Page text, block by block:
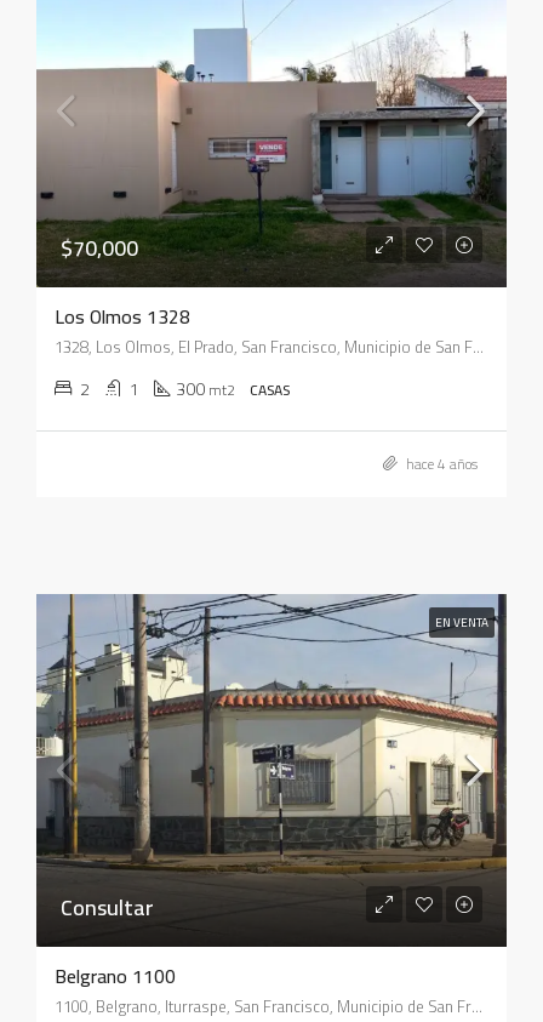
$70,000
Los Olmos 1328
1328, Los Olmos, El Prado, San Francisco, Municipio de San Francisco, Pedanía Juárez Celman, Departamento San Justo, Córdoba, X2400, Argentina
2 1 300mt2 CASAS
hace 4 años
EN VENTA
Consultar
Belgrano 1100
1100, Belgrano, Iturraspe, San Francisco, Municipio de San Francisco, Pedanía Juárez Celman, Departamento San Justo, Córdoba, X2400, Argentina